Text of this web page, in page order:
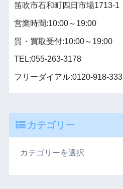
笛吹市石和町四日市場1713-1
営業時間:10:00～19:00
質・買取受付:10:00～19:00
TEL:055-263-3178
フリーダイアル:0120-918-333
カテゴリー